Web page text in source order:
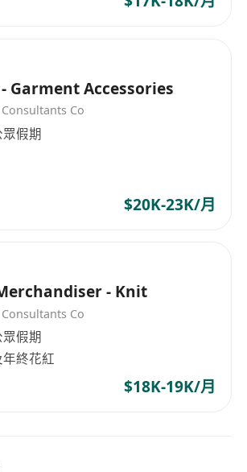
Garment Accessories
Co
假期
$20K-23K/月
- Knit
Co
假期
終花紅
$18K-19K/月